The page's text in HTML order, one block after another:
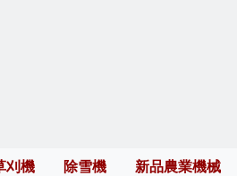
刈機 除雪機 新品農業機械